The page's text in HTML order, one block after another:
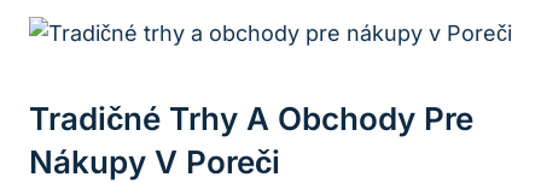
Tradičné Trhy A Obchody Pre
Nákupy V Poreči